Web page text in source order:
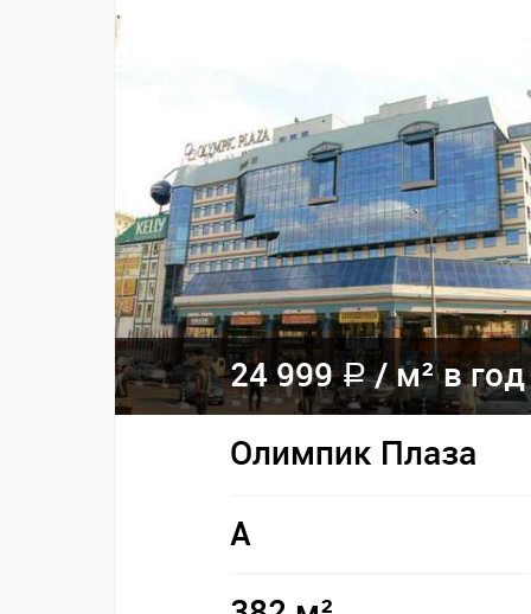
24 999a/ м² в год
Олимпик Плаза
A